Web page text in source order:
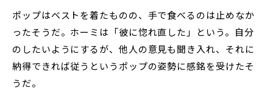
ポップはベストを着たものの、手で食べるのは止めなか
ったそうだ。ホーミは「彼に惚れ直した」という。自分
のしたいようにするが、他人の意見も聞き入れ、それに
納得できれば従うというポップの姿勢に感銘を受けたそ
うだ。